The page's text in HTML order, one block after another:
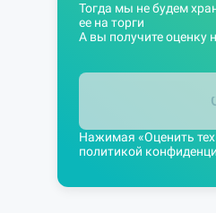
Тогда мы не будем
ее на торги
А вы получите оценку
Нажимая «Оценить
политикой